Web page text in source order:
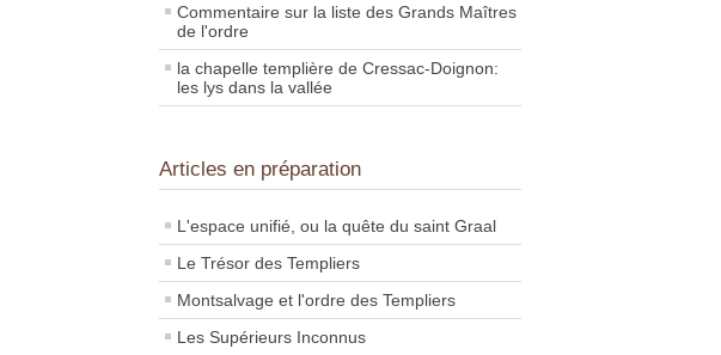
Commentaire sur la liste des Grands Maîtres
de l'ordre
la chapelle templière de Cressac-Doignon:
les lys dans la vallée
Articles en préparation
L'espace unifié, ou la quête du saint Graal
Le Trésor des Templiers
Montsalvage et l'ordre des Templiers
Les Supérieurs Inconnus